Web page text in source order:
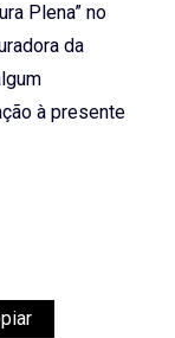
Plena” no
da
à presente